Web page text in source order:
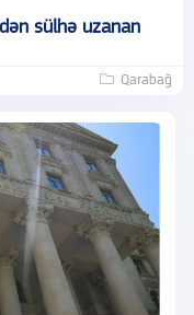
sülhə uzanan
Qarabağ